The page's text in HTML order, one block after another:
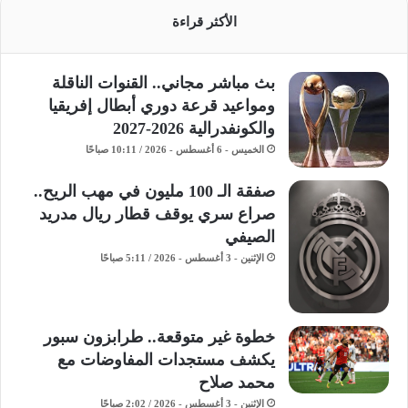
الأكثر قراءة
بث مباشر مجاني.. القنوات الناقلة
ومواعيد قرعة دوري أبطال إفريقيا
والكونفدرالية 2026-2027
الخميس - 6 أغسطس - 2026 / 10:11 صباحًا
صفقة الـ 100 مليون في مهب الريح..
صراع سري يوقف قطار ريال مدريد
الصيفي
الإثنين - 3 أغسطس - 2026 / 5:11 صباحًا
خطوة غير متوقعة.. طرابزون سبور
يكشف مستجدات المفاوضات مع
محمد صلاح
الإثنين - 3 أغسطس - 2026 / 2:02 صباحًا